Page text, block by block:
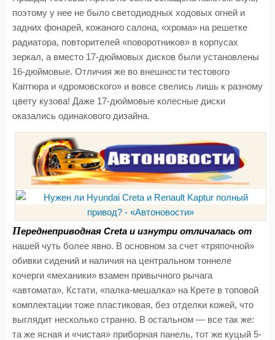
поэтому у нее не было светодиодных ходовых огней и
задних фонарей, кожаного салона, «хрома» на решетке
радиатора, повторителей «поворотников» в корпусах
зеркал, а вместо 17-дюймовых дисков были установлены
16-дюймовые. Отличия же во внешности тестового
Каптюра и «дромовского» и вовсе свелись лишь к разному
цвету кузова! Даже 17-дюймовые колесные диски
оказались одинакового дизайна.
Переднеприводная Creta и изнутри отличалась от
нашей чуть более явно. В основном за счет «тряпочной»
обивки сидений и наличия на центральном тоннеле
кочерги «механики» взамен привычного рычага
«автомата». Кстати, «палка-мешалка» на Крете в топовой
комплектации тоже пластиковая, без отделки кожей, что
выглядит несколько странно. В остальном — все так же:
та же ясная и «чистая» приборная панель, тот же куцый 5-